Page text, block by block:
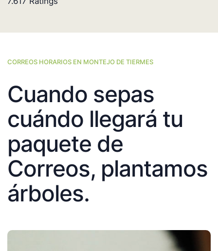
CORREOS HORARIOS EN MONTEJO DE TIERMES
Cuando sepas
cuándo llegará tu
paquete de
Correos, plantamos
árboles.